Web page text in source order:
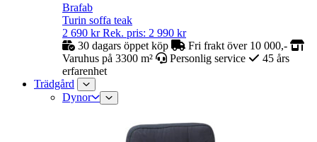
Brafab
Turin soffa teak
2 690 kr Rek. pris: 2 990 kr
30 dagars öppet köp
Fri frakt över 10 000,-
Varuhus på 3300 m²
Personlig service
45 års
erfarenhet
Trädgård
Dynor